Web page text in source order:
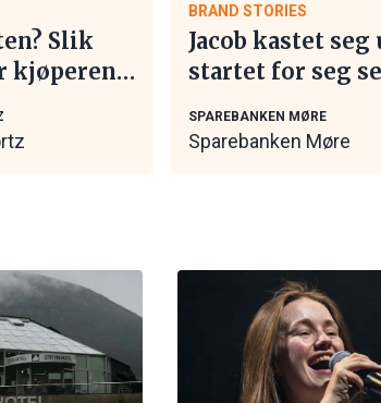
Slik
kjøperen
BRAND STORIES
Jacob kastet
startet for seg
SPAREBANKEN MØRE
Sparebanken Møre